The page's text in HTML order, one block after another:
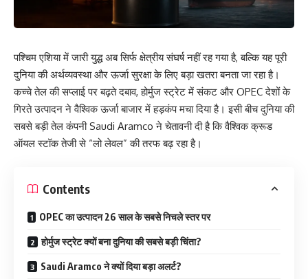
पश्चिम एशिया में जारी युद्ध अब सिर्फ क्षेत्रीय संघर्ष नहीं रह गया है, बल्कि यह पूरी
दुनिया की अर्थव्यवस्था और ऊर्जा सुरक्षा के लिए बड़ा खतरा बनता जा रहा है।
कच्चे तेल की सप्लाई पर बढ़ते दबाव, होर्मुज स्ट्रेट में संकट और OPEC देशों के
गिरते उत्पादन ने वैश्विक ऊर्जा बाजार में हड़कंप मचा दिया है। इसी बीच दुनिया की
सबसे बड़ी तेल कंपनी Saudi Aramco ने चेतावनी दी है कि वैश्विक क्रूड
ऑयल स्टॉक तेजी से “लो लेवल” की तरफ बढ़ रहा है।
Contents
OPEC का उत्पादन 26 साल के सबसे निचले स्तर पर
होर्मुज स्ट्रेट क्यों बना दुनिया की सबसे बड़ी चिंता?
Saudi Aramco ने क्यों दिया बड़ा अलर्ट?